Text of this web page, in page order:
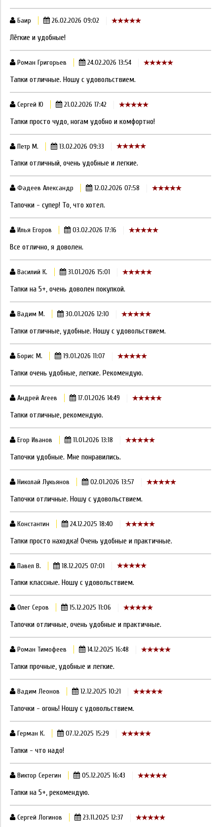
Баир 26.02.2026 09:02
Лёгкие и удобные!
Роман Григорьев 24.02.2026 13:54
Тапки отличные. Ношу с удовольствием.
Сергей Ю 21.02.2026 17:42
Тапки просто чудо, ногам удобно и комфортно!
Петр М. 13.02.2026 09:33
Тапки отличный, очень удобные и легкие.
Фадеев Александр 12.02.2026 07:58
Тапочки - супер! То, что хотел.
Илья Егоров 03.02.2026 17:16
Все отлично, я доволен.
Василий К. 31.01.2026 15:01
Тапки на 5+, очень доволен покупкой.
Вадим М. 30.01.2026 12:10
Тапки отличные, удобные. Ношу с удовольствием.
Борис М. 19.01.2026 11:07
Тапки очень удобные, легкие. Рекомендую.
Андрей Агеев 17.01.2026 14:49
Тапки отличные, рекомендую.
Егор Иванов 11.01.2026 13:18
Тапочки удобные. Мне понравились.
Николай Лукьянов 02.01.2026 13:57
Тапочки отличные. Ношу с удовольствием.
Константин 24.12.2025 18:40
Тапки просто находка! Очень удобные и практичные.
Павел В. 18.12.2025 07:01
Тапки классные. Ношу с удовольствием.
Олег Серов 15.12.2025 11:06
Тапочки отличные, очень удобные и практичные.
Роман Тимофеев 14.12.2025 16:48
Тапки прочные, удобные и легкие.
Вадим Леонов 12.12.2025 10:21
Тапочки - огонь! Ношу с удовольствием.
Герман К. 07.12.2025 15:29
Тапки - что надо!
Виктор Серегин 05.12.2025 16:43
Тапки на 5+, рекомендую.
Сергей Логинов 23.11.2025 12:37